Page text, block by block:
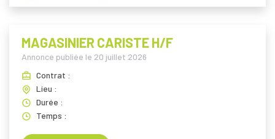
MAGASINIER CARISTE H/F
Annonce publiée le 20 juillet 2026
Contrat :
Lieu :
Durée :
Temps :